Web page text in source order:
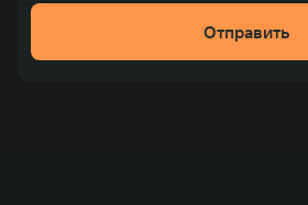
Отправить